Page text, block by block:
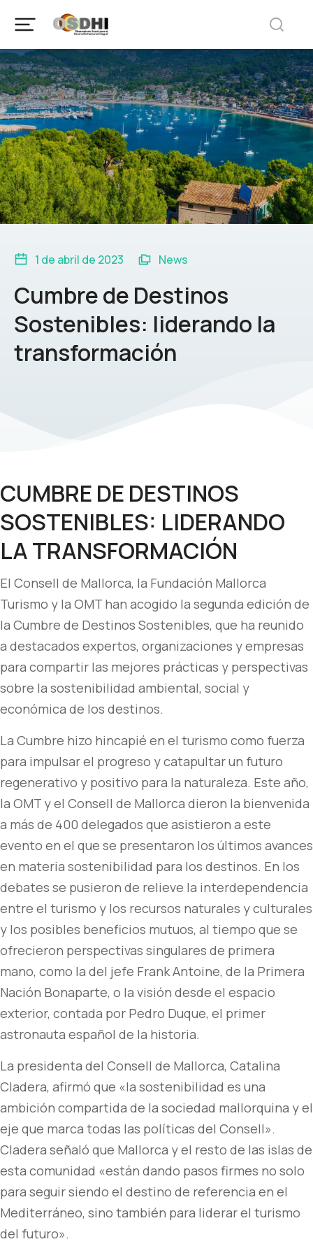
1 de abril de 2023 News
Cumbre de Destinos
Sostenibles: liderando la
transformación
CUMBRE DE DESTINOS
SOSTENIBLES: LIDERANDO
LA TRANSFORMACIÓN
El Consell de Mallorca, la Fundación Mallorca
Turismo y la OMT han acogido la segunda edición de
la Cumbre de Destinos Sostenibles, que ha reunido
a destacados expertos, organizaciones y empresas
para compartir las mejores prácticas y perspectivas
sobre la sostenibilidad ambiental, social y
económica de los destinos.
La Cumbre hizo hincapié en el turismo como fuerza
para impulsar el progreso y catapultar un futuro
regenerativo y positivo para la naturaleza. Este año,
la OMT y el Consell de Mallorca dieron la bienvenida
a más de 400 delegados que asistieron a este
evento en el que se presentaron los últimos avances
en materia sostenibilidad para los destinos. En los
debates se pusieron de relieve la interdependencia
entre el turismo y los recursos naturales y culturales
y los posibles beneficios mutuos, al tiempo que se
ofrecieron perspectivas singulares de primera
mano, como la del jefe Frank Antoine, de la Primera
Nación Bonaparte, o la visión desde el espacio
exterior, contada por Pedro Duque, el primer
astronauta español de la historia.
La presidenta del Consell de Mallorca, Catalina
Cladera, afirmó que «la sostenibilidad es una
ambición compartida de la sociedad mallorquina y el
eje que marca todas las políticas del Consell».
Cladera señaló que Mallorca y el resto de las islas de
esta comunidad «están dando pasos firmes no solo
para seguir siendo el destino de referencia en el
Mediterráneo, sino también para liderar el turismo
del futuro».